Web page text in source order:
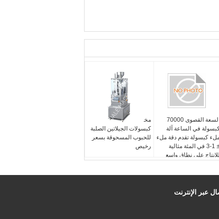
مختبر صغير آلة ملء
كبسولات الجيلاتين الصلبة
للحبوب المسحوقة بسعر
رخيص
السعة القصوى 70000
في الساعة آلة
كبسولة تقدم دقة ملء
± 1-3 في المئة مثالية
على نطاق واسع
عبر الإنترنت